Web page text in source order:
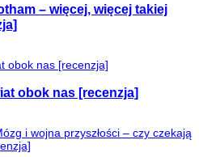
– więcej, więcej takiej
obok nas [recenzja]